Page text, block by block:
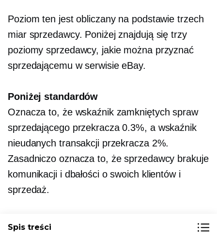
Poziom ten jest obliczany na podstawie trzech
miar sprzedawcy. Poniżej znajdują się trzy
poziomy sprzedawcy, jakie można przyznać
sprzedającemu w serwisie eBay.
Poniżej standardów
Oznacza to, że wskaźnik zamkniętych spraw
sprzedającego przekracza 0.3%, a wskaźnik
nieudanych transakcji przekracza 2%.
Zasadniczo oznacza to, że sprzedawcy brakuje
komunikacji i dbałości o swoich klientów i
sprzedaż.
Spis treści